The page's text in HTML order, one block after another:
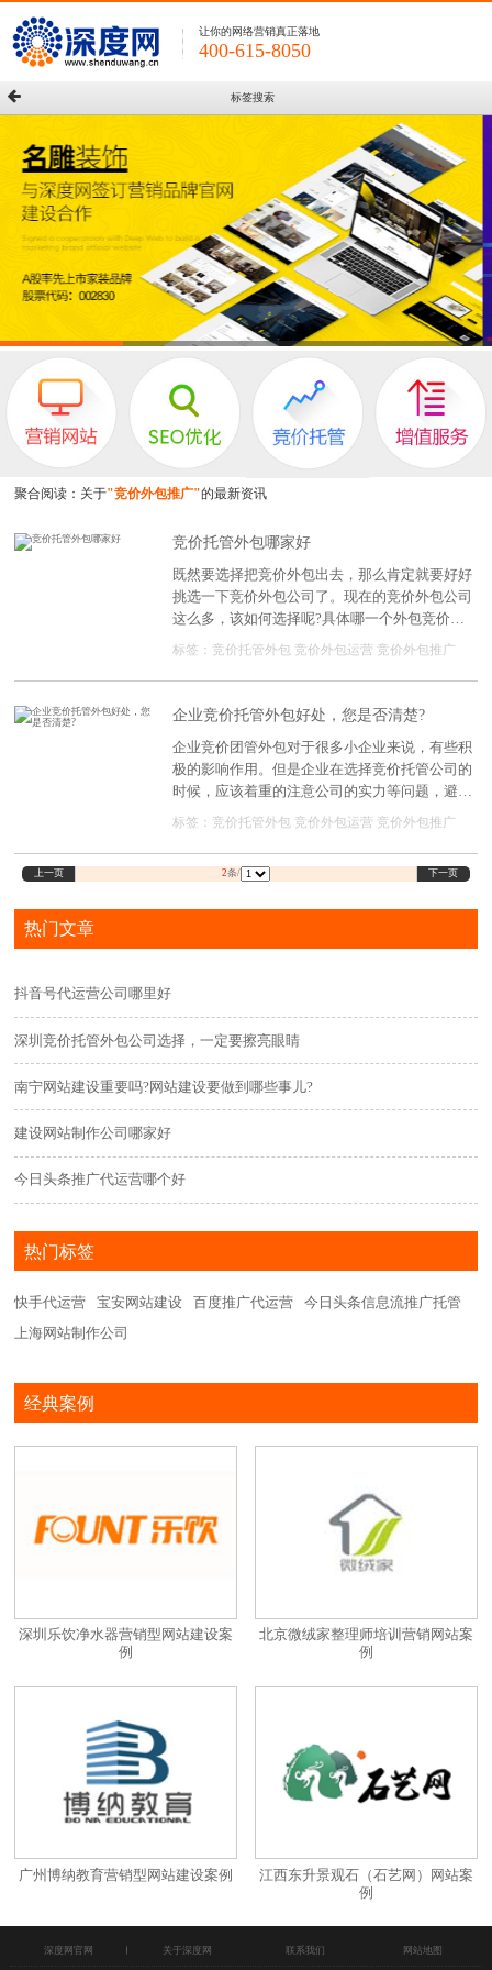
让你的网络营销真正落地
400-615-8050
标签搜索
聚合阅读：关于"竞价外包推广"的最新资讯
竞价托管外包哪家好
既然要选择把竞价外包出去，那么肯定就要好好
挑选一下竞价外包公司了。现在的竞价外包公司
这么多，该如何选择呢?具体哪一个外包竞价公
司的服务更好效果更佳呢?带着这些疑问我们一
标签： 竞价托管外包 竞价外包运营 竞价外包推广
企业竞价托管外包好处，您是否清楚?
企业竞价团管外包对于很多小企业来说，有些积
极的影响作用。但是企业在选择竞价托管公司的
时候，应该着重的注意公司的实力等问题，避免
投入了人力物力却没有得到想要的效果。今天就
来一起了解一下企业竞价托管外包的优势有哪
些?为什么越来越多的企业选择竞价托管外包公
司合作?
标签： 竞价托管外包 竞价外包运营 竞价外包推广
上一页 2条/ 下一页
热门文章
抖音号代运营公司哪里好
深圳竞价托管外包公司选择，一定要擦亮眼睛
南宁网站建设重要吗?网站建设要做到哪些事儿?
建设网站制作公司哪家好
今日头条推广代运营哪个好
热门标签
快手代运营 宝安网站建设 百度推广代运营
今日头条信息流推广托管
上海网站制作公司
经典案例
深圳乐饮净水器营销型网站建设案
例
北京微绒家整理师培训营销网站案
例
广州博纳教育营销型网站建设案例
江西东升景观石（石艺网）网站案
例
深度网官网 关于深度网 联系我们 网站地图